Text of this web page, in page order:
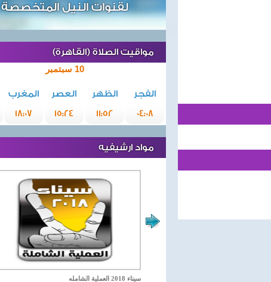
لقنوات النيل المتخصصة
مواقيت الصلاة (القاهرة)
10 سبتمبر
الفجر الظهر العصر المغرب
04:08
11:52
15:24
18:07
مواد ارشيفيه
سيناء 2018 العملية الشامله